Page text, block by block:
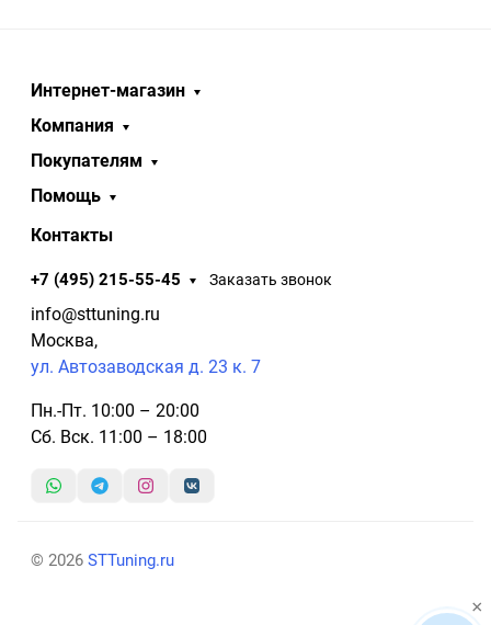
Интернет-магазин
Компания
Покупателям
Помощь
Контакты
+7 (495) 215-55-45 Заказать звонок
info@sttuning.ru
Москва,
ул. Автозаводская д. 23 к. 7
Пн.-Пт. 10:00 – 20:00
Сб. Вск. 11:00 – 18:00
© 2026 STTuning.ru
×